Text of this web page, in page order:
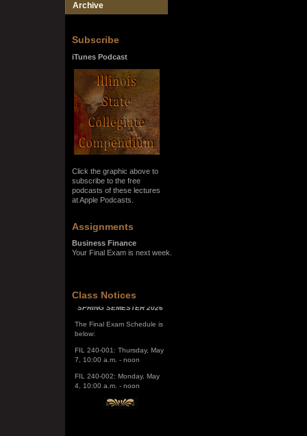
Archive
Subscribe
iTunes Podcast
Click the graphic above to
subscribe to the free
podcasts of these lectures
at Apple Podcasts.
Assignments
Business Finance
Your Final Exam is next week.
Class Notices
SPRING SEMESTER 2026
The Final Exam Schedule is
below:
FIL 240-001: Thursday, May
7, 10:00 a.m. - noon
FIL 240-002: Monday, May
4, 10:00 a.m. - noon